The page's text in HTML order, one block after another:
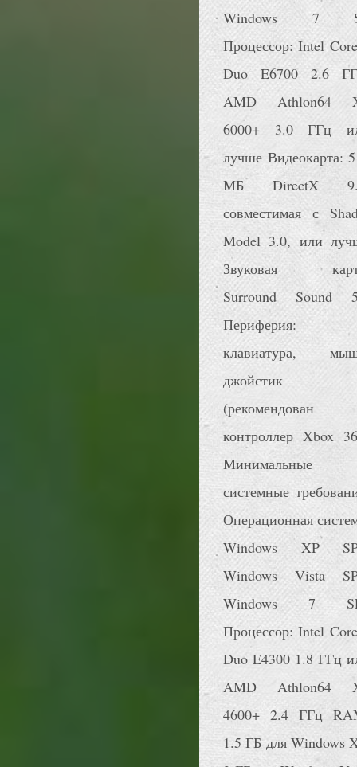
Windows 7
Процессор: Intel
Duo E6700 2.6
AMD Athlon64
6000+ 3.0 ГГц
лучше Видеокарта:
МБ DirectX
совместимая с
Model 3.0, или
Звуковая
Surround Sound
Периферия:
клавиатура,
джойстик
(рекомендован
контроллер Xbox
Минимальные
системные
Операционная
Windows XP
Windows Vista
Windows 7
Процессор: Intel
Duo E4300 1.8 ГГц
AMD Athlon64
4600+ 2.4 ГГц
1.5 ГБ для Windows